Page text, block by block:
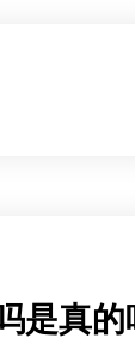
是真的